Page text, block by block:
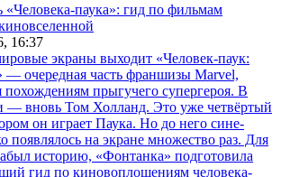
«Человека-паука»: гид по фильмам
16:37
экраны выходит «Человек-паук:
очередная часть франшизы Marvel,
похождениям прыгучего супергероя. В
— вновь Том Холланд. Это уже четвёртый
он играет Паука. Но до него сине-
появлялось на экране множество раз. Для
историю, «Фонтанка» подготовила
гид по киновоплощениям человека-